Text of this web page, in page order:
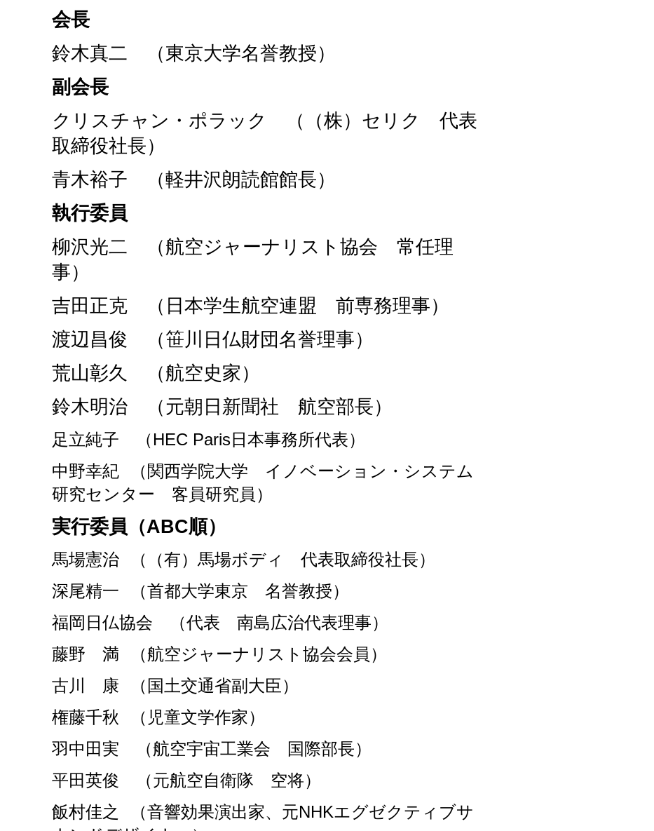
会長
鈴木真二 （東京大学名誉教授）
副会長
クリスチャン・ポラック （（株）セリク 代表
取締役社長）
青木裕子 （軽井沢朗読館館長）
執行委員
柳沢光二 （航空ジャーナリスト協会 常任理
事）
吉田正克 （日本学生航空連盟 前専務理事）
渡辺昌俊 （笹川日仏財団名誉理事）
荒山彰久 （航空史家）
鈴木明治 （元朝日新聞社 航空部長）
足立純子 （HEC Paris日本事務所代表）
中野幸紀
（関西学院大学 イノベーション・システム
研究センター 客員研究員）
実行委員（ABC順）
馬場憲治
（（有）馬場ボディ 代表取締役社長）
深尾精一
（首都大学東京 名誉教授）
福岡日仏協会 （代表 南島広治代表理事）
藤野 満
（航空ジャーナリスト協会会員）
古川 康
（国土交通省副大臣）
権藤千秋
（児童文学作家）
羽中田実 （航空宇宙工業会 国際部長）
平田英俊 （元航空自衛隊 空将）
飯村佳之
（音響効果演出家、元NHKエグゼクティブサ